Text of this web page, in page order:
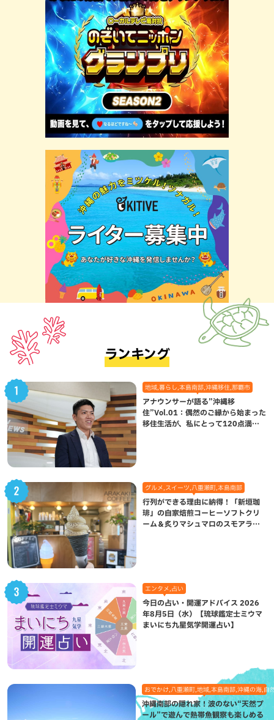
ランキング
地域,暮らし,本島南部,沖縄移住,那覇市
アナウンサーが語る”沖縄移
住”Vol.01：偶然のご縁から始まった
移住生活が、私にとって120点満点
グルメ,スイーツ,八重瀬町,本島南部
行列ができる理由に納得！「新垣珈
琲」の自家焙煎コーヒーソフトクリ
ーム＆炙りマシュマロのスモアラテ
エンタメ,占い
今日の占い・開運アドバイス 2026
年8月5日（水）【琉球鑑定士ミウマ
まいにち九星気学開運占い】
おでかけ,八重瀬町,地域,本島南部,沖縄の海,自
沖縄南部の隠れ家！波のない“天然プ
ール”で遊んで熱帯魚観察も楽しめる